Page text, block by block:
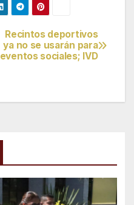
Recintos deportivos
ya no se usarán para
eventos sociales; IVD